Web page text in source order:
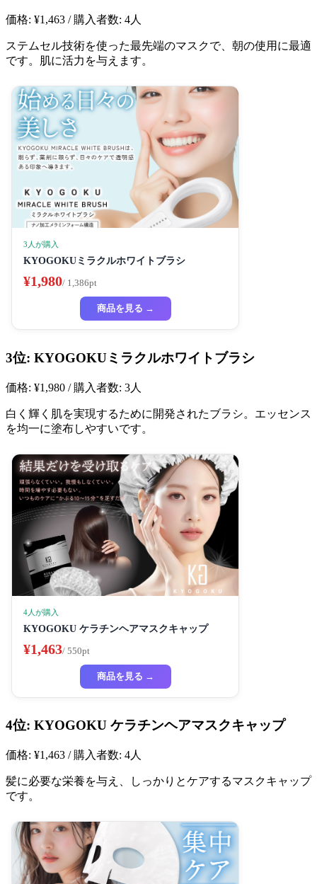
価格: ¥1,463 / 購入者数: 4人
ステムセル技術を使った最先端のマスクで、朝の使用に最適
です。肌に活力を与えます。
3人が購入
KYOGOKUミラクルホワイトブラシ
¥1,980/ 1,386pt
商品を見る →
3位: KYOGOKUミラクルホワイトブラシ
価格: ¥1,980 / 購入者数: 3人
白く輝く肌を実現するために開発されたブラシ。エッセンス
を均一に塗布しやすいです。
4人が購入
KYOGOKU ケラチンヘアマスクキャップ
¥1,463/ 550pt
商品を見る →
4位: KYOGOKU ケラチンヘアマスクキャップ
価格: ¥1,463 / 購入者数: 4人
髪に必要な栄養を与え、しっかりとケアするマスクキャップ
です。